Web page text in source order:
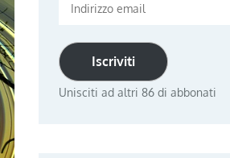
Iscriviti
Unisciti ad altri 86 di abbonati